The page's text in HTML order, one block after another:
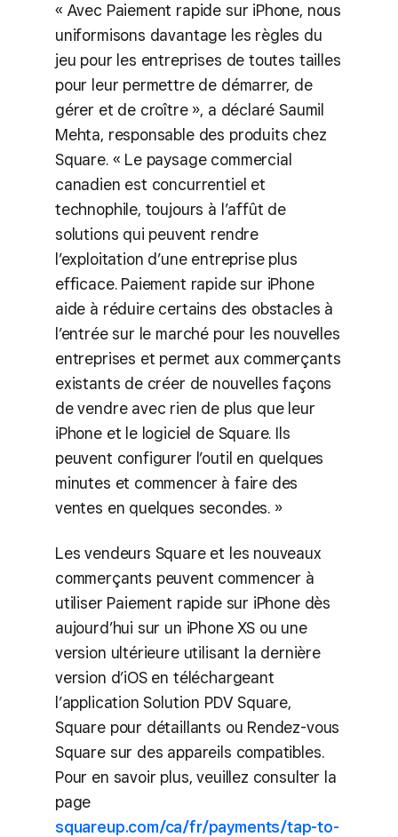
« Avec Paiement rapide sur iPhone, nous
uniformisons davantage les règles du
jeu pour les entreprises de toutes tailles
pour leur permettre de démarrer, de
gérer et de croître », a déclaré Saumil
Mehta, responsable des produits chez
Square. « Le paysage commercial
canadien est concurrentiel et
technophile, toujours à l’affût de
solutions qui peuvent rendre
l’exploitation d’une entreprise plus
efficace. Paiement rapide sur iPhone
aide à réduire certains des obstacles à
l’entrée sur le marché pour les nouvelles
entreprises et permet aux commerçants
existants de créer de nouvelles façons
de vendre avec rien de plus que leur
iPhone et le logiciel de Square. Ils
peuvent configurer l’outil en quelques
minutes et commencer à faire des
ventes en quelques secondes. »
Les vendeurs Square et les nouveaux
commerçants peuvent commencer à
utiliser Paiement rapide sur iPhone dès
aujourd’hui sur un iPhone XS ou une
version ultérieure utilisant la dernière
version d’iOS en téléchargeant
l’application Solution PDV Square,
Square pour détaillants ou Rendez-vous
Square sur des appareils compatibles.
Pour en savoir plus, veuillez consulter la
page
squareup.com/ca/fr/payments/tap-to-